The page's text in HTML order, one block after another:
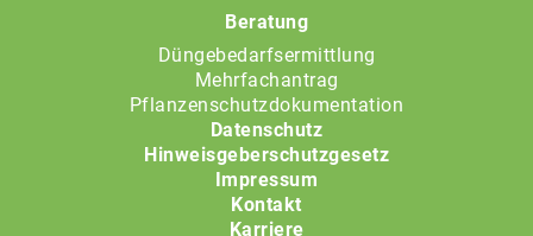
Beratung
Düngebedarfsermittlung
Mehrfachantrag
Pflanzenschutzdokumentation
Datenschutz
Hinweisgeberschutzgesetz
Impressum
Kontakt
Karriere